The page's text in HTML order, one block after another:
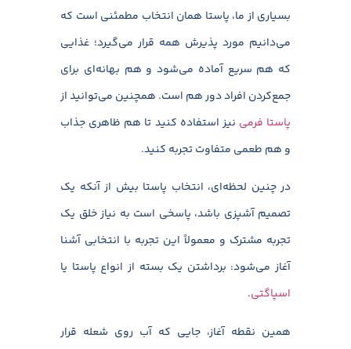
بسیاری از ما، پاستا همان انتخاب مطمئنی است که
می‌دانیم مورد پذیرش همه قرار می‌گیرد؛ غذایی
که هم سریع آماده می‌شود و هم بهانه‌ای برای
جمع‌کردن افراد دور هم است. همچنین می‌توانید از
پاستا فرمی نیز استفاده کنید تا هم ظاهری جذاب
و هم طعمی متفاوت تجربه کنید.
در چنین لحظه‌ای، انتخاب پاستا بیش از آنکه یک
تصمیم آشپزی باشد، پاسخی است به نیاز خلق یک
تجربه مشترک و معمولاً این تجربه با انتخابی آشنا
آغاز می‌شود: برداشتن یک بسته از انواع پاستا یا
اسپاگتی.
همین نقطه آغاز، جایی که آب روی شعله قرار